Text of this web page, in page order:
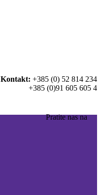
Kontakt: +385 (0) 52 814 234
+385 (0)91 605 605 4
Pratite nas na